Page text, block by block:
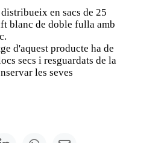
en sacs de 25
blanc de doble fulla amb
d'aquest producte ha de
secs i resguardats de la
les seves